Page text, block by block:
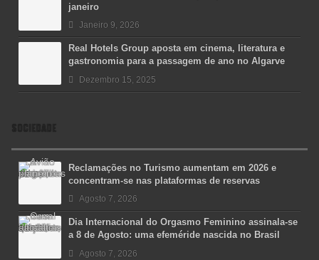
janeiro
Janeiro 9, 2026
Real Hotels Group aposta em cinema, literatura e
gastronomia para a passagem de ano no Algarve
Dezembro 15, 2025
SOCIEDADE
Reclamações no Turismo aumentam em 2026 e
concentram-se nas plataformas de reservas
Agosto 7, 2026
Dia Internacional do Orgasmo Feminino assinala-se
a 8 de Agosto: uma efeméride nascida no Brasil
Agosto 7, 2026